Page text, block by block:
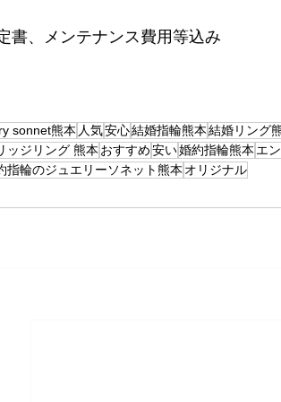
書、メンテナンス費用等込み
sonnet熊本 人気安心結婚指輪熊本結婚リング
ッジリング 熊本 おすすめ安い婚約指輪熊本 エ
指輪のジュエリーソネット熊本 オリジナル